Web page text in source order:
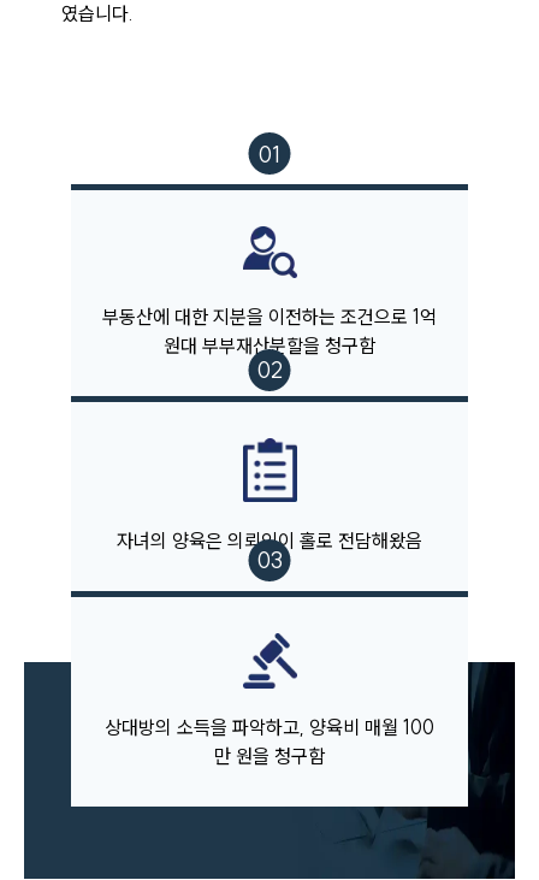
였습니다.
부동산에 대한 지분을 이전하는 조건으로 1억
원대 부부재산분할을 청구함
자녀의 양육은 의뢰인이 홀로 전담해왔음
상대방의 소득을 파악하고, 양육비 매월 100
만 원을 청구함